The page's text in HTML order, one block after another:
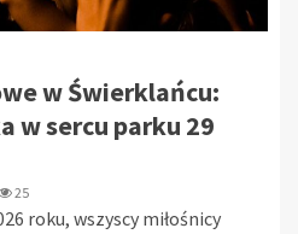
w Świerklańcu:
w sercu parku 29
25
roku, wszyscy miłośnicy